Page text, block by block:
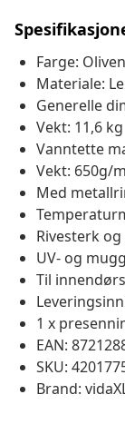
Farge:
Materiale:
Generelle
Vekt: 11,6 kg
Vanntette
Vekt: 650g/
Med
Rivesterk
UV- og
Til
1 x
EAN:
SKU:
Brand: